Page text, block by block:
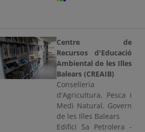
Centre de
Recursos d'Educació
Ambiental de les Illes
Balears (CREAIB)
Conselleria
d'Agricultura, Pesca i
Medi Natural. Govern
de les Illes Balears
Edifici Sa Petrolera -